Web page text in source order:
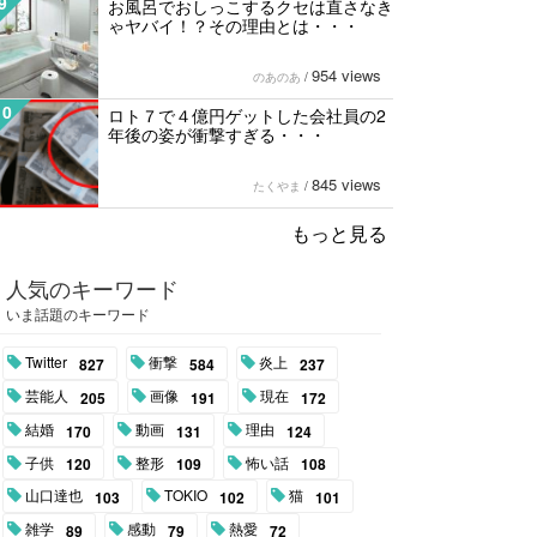
お風呂でおしっこするクセは直さなき
ゃヤバイ！？その理由とは・・・
のあのあ / 954 views
ロト７で４億円ゲットした会社員の2
年後の姿が衝撃すぎる・・・
たくやま / 845 views
もっと見る
人気のキーワード
いま話題のキーワード
Twitter 827 衝撃 584 炎上 237
芸能人 205 画像 191 現在 172
結婚 170 動画 131 理由 124
子供 120 整形 109 怖い話 108
山口達也 103 TOKIO 102 猫 101
雑学 89 感動 79 熱愛 72